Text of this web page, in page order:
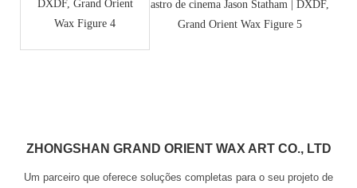
ZHONGSHAN GRAND ORIENT WAX ART CO., LTD
Um parceiro que oferece soluções completas para o seu projeto de